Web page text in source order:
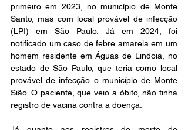
primeiro em 2023, no município de Monte
Santo, mas com local provável de infecção
(LPI) em São Paulo. Já em 2024, foi
notificado um caso de febre amarela em um
homem residente em Águas de Lindoia, no
estado de São Paulo, que teria como local
provável de infecção o município de Monte
Sião. O paciente, que veio a óbito, não tinha
registro de vacina contra a doença.